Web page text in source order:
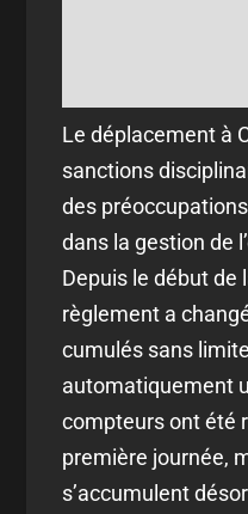
Le déplacement à
sanctions
des
dans la gestion de
Depuis le début de
règlement a
cumulés sans
automatiquement
compteurs ont été
première journée,
s’accumulent